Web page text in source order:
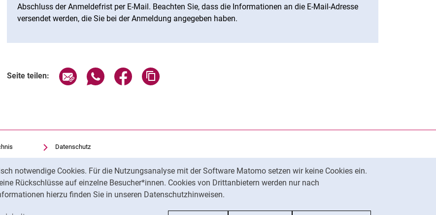
notwendige Cookies. Für die Nutzungsanalyse mit der Software Matomo setzen wir keine Cookies ein.
Rückschlüsse auf einzelne Besucher*innen. Cookies von Drittanbietern werden nur nach
hierzu finden Sie in unseren Datenschutzhinweisen.
Abschluss der Anmeldefrist per E-Mail. Beachten Sie, dass die Informationen an die E-Mail-Adresse
versendet werden, die Sie bei der Anmeldung angegeben haben.
Seite teilen: Seite über E-Mail teilen
Seite über WhatsApp teilen (externer Link, öffnet neues Fenster)
Seite über Facebook teilen (externer Link, öffnet neues Fenster)
Datenschutz
Barrierefreiheit
Transparenter KI-Einsatz
Impressum